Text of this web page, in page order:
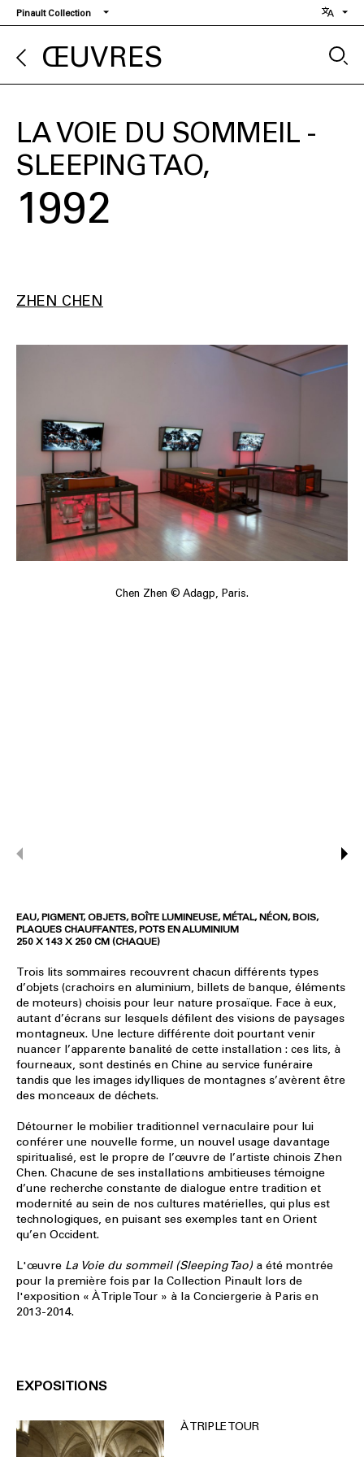
Aller
au
contenu
principal
Pinault Collection
ŒUVRES
LA VOIE DU SOMMEIL -
SLEEPING TAO
1992
ZHEN CHEN
Chen Zhen © Adagp, Paris.
EAU, PIGMENT, OBJETS, BOÎTE LUMINEUSE, MÉTAL, NÉON, BOIS,
PLAQUES CHAUFFANTES, POTS EN ALUMINIUM
250 X 143 X 250 CM (CHAQUE)
Trois lits sommaires recouvrent chacun différents types
d’objets (crachoirs en aluminium, billets de banque, éléments
de moteurs) choisis pour leur nature prosaïque. Face à eux,
autant d’écrans sur lesquels défilent des visions de paysages
montagneux. Une lecture différente doit pourtant venir
nuancer l’apparente banalité de cette installation : ces lits, à
fourneaux, sont destinés en Chine au service funéraire
tandis que les images idylliques de montagnes s’avèrent être
des monceaux de déchets.
Détourner le mobilier traditionnel vernaculaire pour lui
conférer une nouvelle forme, un nouvel usage davantage
spiritualisé, est le propre de l’œuvre de l’artiste chinois Zhen
Chen. Chacune de ses installations ambitieuses témoigne
d’une recherche constante de dialogue entre tradition et
modernité au sein de nos cultures matérielles, qui plus est
technologiques, en puisant ses exemples tant en Orient
qu’en Occident.
L'œuvre La Voie du sommeil (Sleeping Tao) a été montrée
pour la première fois par la Collection Pinault lors de
l'exposition « À Triple Tour » à la Conciergerie à Paris en
2013-2014.
EXPOSITIONS
À TRIPLE TOUR